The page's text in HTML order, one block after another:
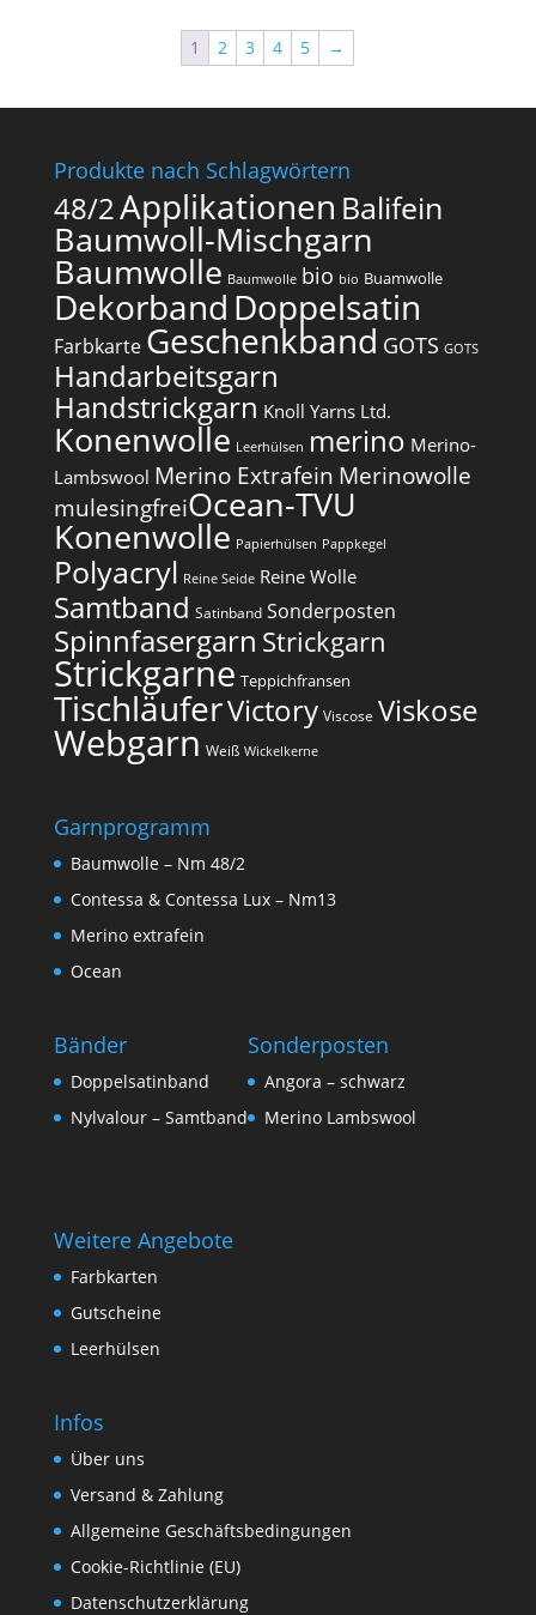
1 2 3 4 5 →
Produkte nach Schlagwörtern
48/2Applikationen Balifein
Baumwoll-Mischgarn
Baumwolle Baumwolle bio bio Buamwolle
Dekorband Doppelsatin
Farbkarte Geschenkband GOTS GOTS
Handarbeitsgarn
Handstrickgarn Knoll Yarns Ltd.
Konenwolle Leerhülsen merino Merino-
Lambswool Merino Extrafein Merinowolle
mulesingfrei​Ocean-TVU
Konenwolle Papierhülsen Pappkegel
Polyacryl Reine Seide Reine Wolle
Samtband Satinband Sonderposten
Spinnfasergarn Strickgarn
Strickgarne Teppichfransen
TischläuferVictory Viscose Viskose
Webgarn Weiß Wickelkerne
Garnprogramm
Baumwolle – Nm 48/2
Contessa & Contessa Lux – Nm13
Merino extrafein
Ocean
Bänder
Doppelsatinband
Nylvalour – Samtband
Sonderposten
Angora – schwarz
Merino Lambswool
Weitere Angebote
Farbkarten
Gutscheine
Leerhülsen
Infos
Über uns
Versand & Zahlung
Allgemeine Geschäftsbedingungen
Cookie-Richtlinie (EU)
Datenschutzerklärung